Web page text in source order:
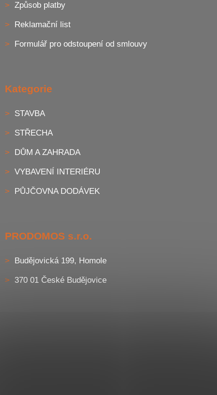
Způsob platby
Reklamační list
Formulář pro odstoupení od smlouvy
Kategorie
STAVBA
STŘECHA
DŮM A ZAHRADA
VYBAVENÍ INTERIÉRU
PŮJČOVNA DODÁVEK
PRODOMOS s.r.o.
Budějovická 199, Homole
370 01 České Budějovice